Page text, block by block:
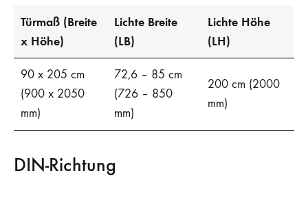
Türmaß (Breite
x Höhe)
Lichte Breite
(LB)
Lichte Höhe
(LH)
90 x 205 cm
(900 x 2050
mm)
72,6 – 85 cm
(726 – 850
mm)
200 cm (2000
mm)
DIN-Richtung